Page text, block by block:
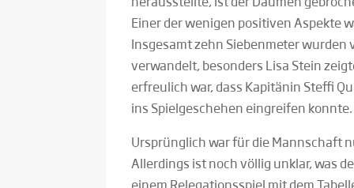
Einer der wenigen positiven Aspekte
Insgesamt zehn Siebenmeter
verwandelt, besonders Lisa Stein
erfreulich war, dass Kapitänin Steffi
ins Spielgeschehen eingreifen konnte.
Ursprünglich war für die Mannschaft
Allerdings ist noch völlig unklar, was